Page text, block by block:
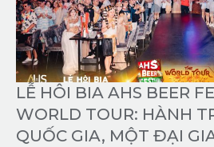
LỄ HÔI BIA AHS BEER
WORLD TOUR: HÀNH
QUỐC GIA, MỘT ĐẠI